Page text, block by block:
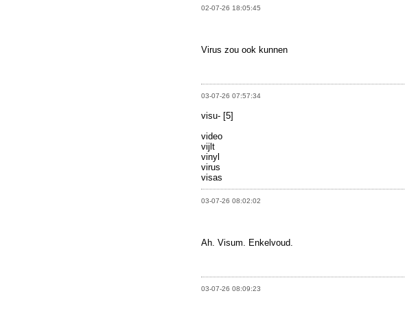
02-07-26 18:05:45
Virus zou ook kunnen
03-07-26 07:57:34
visu- [5]
video
vijlt
vinyl
virus
visas
03-07-26 08:02:02
Ah. Visum. Enkelvoud.
03-07-26 08:09:23